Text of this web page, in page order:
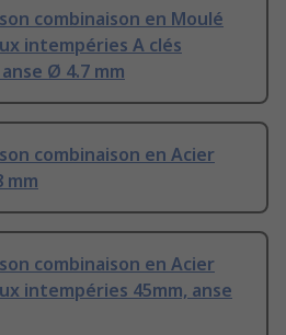
combinaison en Moulé
intempéries A clés
Ø 4.7 mm
combinaison en Acier
mm
combinaison en Acier
intempéries 45mm, anse